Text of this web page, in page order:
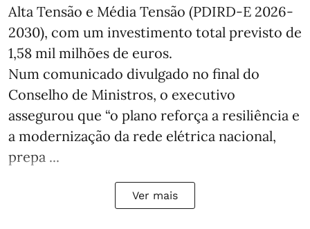
Alta Tensão e Média Tensão (PDIRD-E 2026-
2030), com um investimento total previsto de
1,58 mil milhões de euros.
Num comunicado divulgado no final do
Conselho de Ministros, o executivo
assegurou que “o plano reforça a resiliência e
a modernização da rede elétrica nacional,
prepa ...
Ver mais